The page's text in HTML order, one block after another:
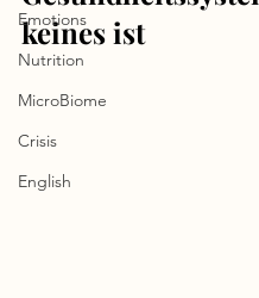
Emotions
Nutrition
MicroBiome
Crisis
English
keines ist